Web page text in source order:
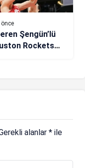
önce
Şengün’lü
Rockets
alanlar * ile